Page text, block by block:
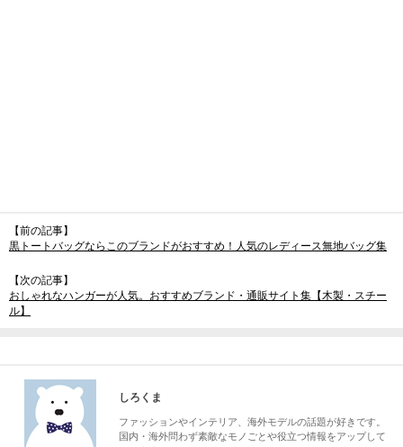
【前の記事】
黒トートバッグならこのブランドがおすすめ！人気のレディース無地バッグ集
【次の記事】
おしゃれなハンガーが人気。おすすめブランド・通販サイト集【木製・スチー
ル】
しろくま
ファッションやインテリア、海外モデルの話題が好きです。
国内・海外問わず素敵なモノごとや役立つ情報をアップして